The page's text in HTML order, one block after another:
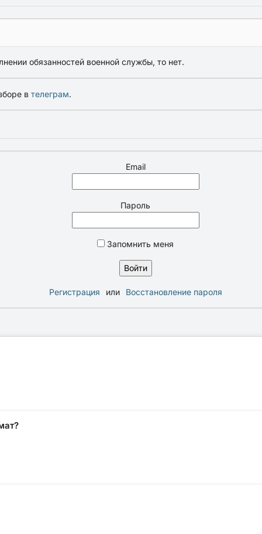
обязанностей военной службы, то нет.
в телеграм.
Email
Пароль
Запомнить меня
Регистрация или Восстановление пароля